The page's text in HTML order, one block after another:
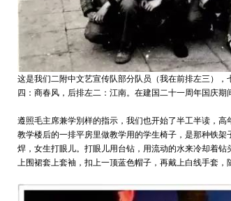
这是我们二附中文艺宣传队部分队员（我在前排左三）
四：商春风，后排左二：江南。在建国二十一周年国庆
遵照毛主席兼学別样的指示，我们也开始了半工半读，
教学楼后的一排平房里做教学用的学生椅子，是那种铁
焊，女生打眼儿。打眼儿用台钻，用流动的水来冷却着
上围裙套上套袖，扣上一顶蓝色帽子，再戴上白线手套，